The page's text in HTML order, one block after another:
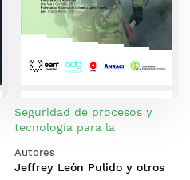
Seguridad de procesos y
tecnología para la
Autores
Jeffrey León Pulido y otros